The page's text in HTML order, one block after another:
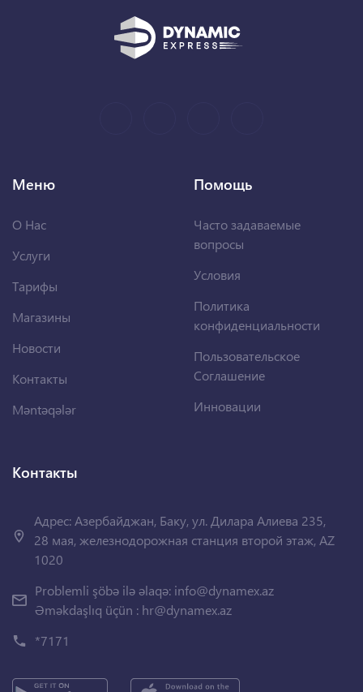
Меню
О Нас
Услуги
Тарифы
Магазины
Новости
Контакты
Məntəqələr
Помощь
Часто задаваемые
вопросы
Условия
Политика
конфиденциальности
Пользовательское
Соглашение
Инновации
Контакты
Адрес: Азербайджан, Баку, ул. Дилара Алиева 235,
28 мая, железнодорожная станция второй этаж, AZ
1020
Problemli şöbə ilə əlaqə: info@dynamex.az
Əməkdaşlıq üçün : hr@dynamex.az
*7171